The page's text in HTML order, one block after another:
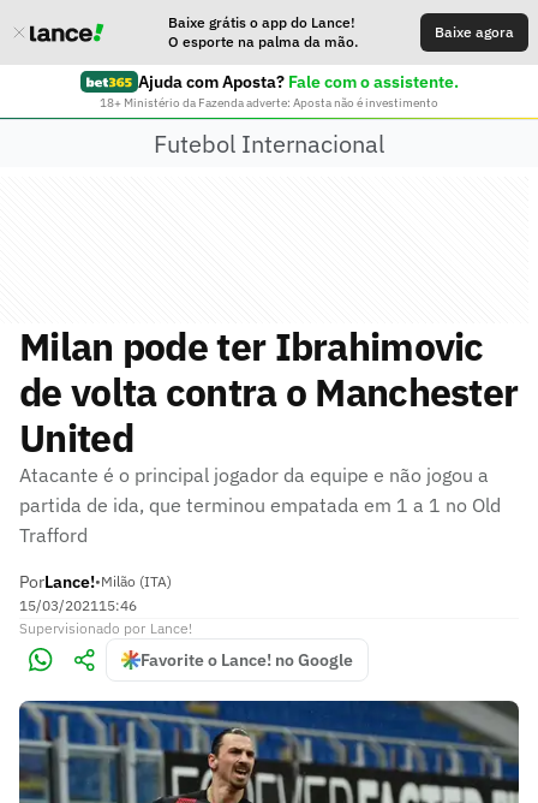
Baixe grátis o app do Lance!
O esporte na palma da mão.
Baixe agora
Ajuda com Aposta? Fale com o assistente.
18+ Ministério da Fazenda adverte: Aposta não é investimento
Futebol Internacional
Milan pode ter Ibrahimovic
de volta contra o Manchester
United
Atacante é o principal jogador da equipe e não jogou a
partida de ida, que terminou empatada em 1 a 1 no Old
Trafford
PorLance!•Milão (ITA)
15/03/202115:46
Supervisionado por Lance!
Favorite o Lance! no Google